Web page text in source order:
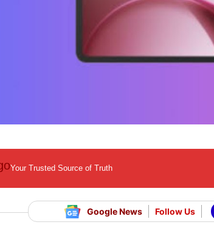
Your Trusted Source of Truth
Google News Follow Us